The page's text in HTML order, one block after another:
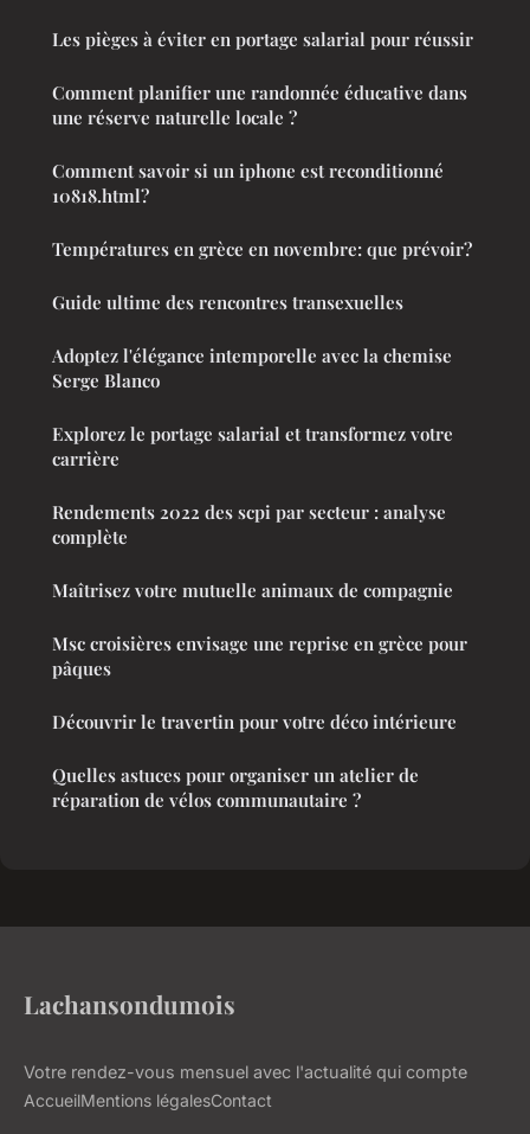
Les pièges à éviter en portage salarial pour réussir
Comment planifier une randonnée éducative dans
une réserve naturelle locale ?
Comment savoir si un iphone est reconditionné
10818.html?
Températures en grèce en novembre: que prévoir?
Guide ultime des rencontres transexuelles
Adoptez l'élégance intemporelle avec la chemise
Serge Blanco
Explorez le portage salarial et transformez votre
carrière
Rendements 2022 des scpi par secteur : analyse
complète
Maîtrisez votre mutuelle animaux de compagnie
Msc croisières envisage une reprise en grèce pour
pâques
Découvrir le travertin pour votre déco intérieure
Quelles astuces pour organiser un atelier de
réparation de vélos communautaire ?
Lachansondumois
Votre rendez-vous mensuel avec l'actualité qui compte
AccueilMentions légalesContact